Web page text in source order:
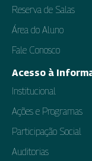
Reserva de Salas
Área do Aluno
Fale Conosco
Acesso à
Institucional
Ações e Programas
Participação Social
Auditorias